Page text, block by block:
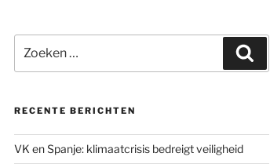
naar:
RECENTE BERICHTEN
VK en Spanje: klimaatcrisis bedreigt veiligheid